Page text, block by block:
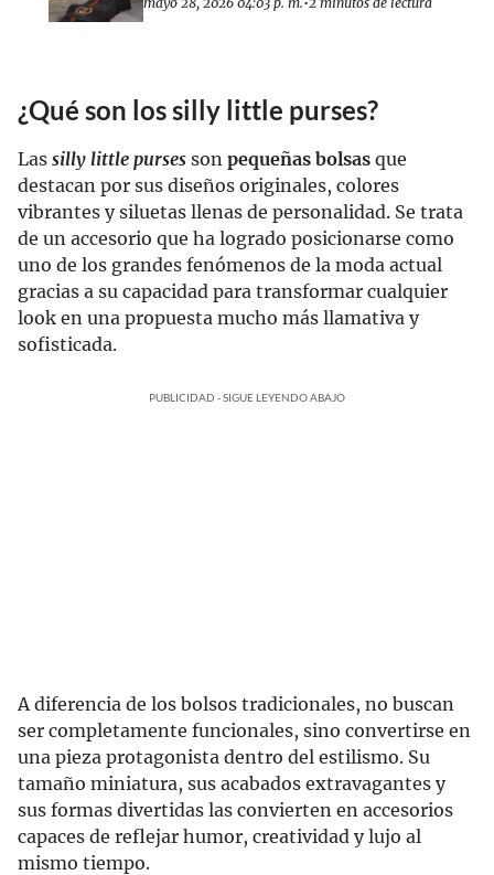
¿Qué son los silly little purses?
Las silly little purses son pequeñas bolsas que
destacan por sus diseños originales, colores
vibrantes y siluetas llenas de personalidad. Se trata
de un accesorio que ha logrado posicionarse como
uno de los grandes fenómenos de la moda actual
gracias a su capacidad para transformar cualquier
look en una propuesta mucho más llamativa y
sofisticada.
PUBLICIDAD - SIGUE LEYENDO ABAJO
A diferencia de los bolsos tradicionales, no buscan
ser completamente funcionales, sino convertirse en
una pieza protagonista dentro del estilismo. Su
tamaño miniatura, sus acabados extravagantes y
sus formas divertidas las convierten en accesorios
capaces de reflejar humor, creatividad y lujo al
mismo tiempo.